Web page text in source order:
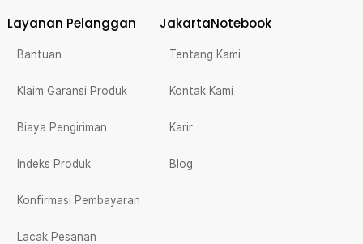
Layanan Pelanggan
Bantuan
Klaim Garansi Produk
Biaya Pengiriman
Indeks Produk
Konfirmasi Pembayaran
Lacak Pesanan
JakartaNotebook
Tentang Kami
Kontak Kami
Karir
Blog